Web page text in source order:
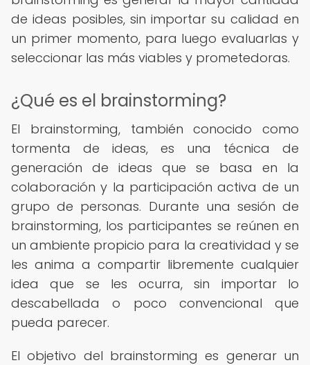
de ideas posibles, sin importar su calidad en
un primer momento, para luego evaluarlas y
seleccionar las más viables y prometedoras.
¿Qué es el brainstorming?
El brainstorming, también conocido como
tormenta de ideas, es una técnica de
generación de ideas que se basa en la
colaboración y la participación activa de un
grupo de personas. Durante una sesión de
brainstorming, los participantes se reúnen en
un ambiente propicio para la creatividad y se
les anima a compartir libremente cualquier
idea que se les ocurra, sin importar lo
descabellada o poco convencional que
pueda parecer.
El objetivo del brainstorming es generar un